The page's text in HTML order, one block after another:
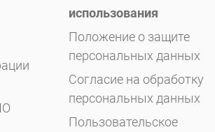
использования
Положение о защите
персональных данных
Согласие на обработку
персональных данных
Пользовательское